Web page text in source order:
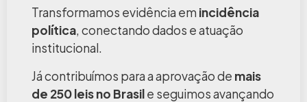
Transformamos evidência em incidência
política, conectando dados e atuação
institucional.
Já contribuímos para a aprovação de mais
de 250 leis no Brasile seguimos avançando